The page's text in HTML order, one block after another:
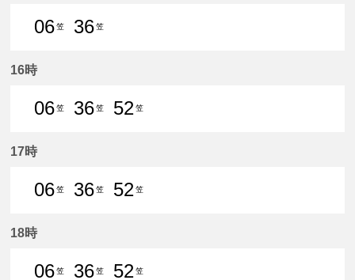
06笠
36笠
16時
06笠
36笠
52笠
17時
06笠
36笠
52笠
18時
06笠
36笠
52笠